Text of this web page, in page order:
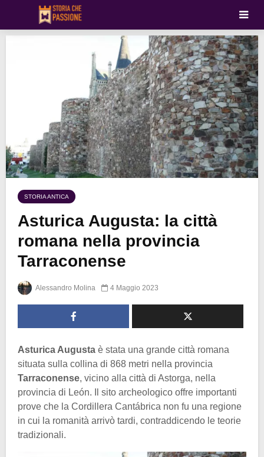
STORIA ANTICA
Asturica Augusta: la città
romana nella provincia
Tarraconense
Alessandro Molina 4 Maggio 2023
Asturica Augusta è stata una grande città romana
situata sulla collina di 868 metri nella provincia
Tarraconense, vicino alla città di Astorga, nella
provincia di León. Il sito archeologico offre importanti
prove che la Cordillera Cantábrica non fu una regione
in cui la romanità arrivò tardi, contraddicendo le teorie
tradizionali.